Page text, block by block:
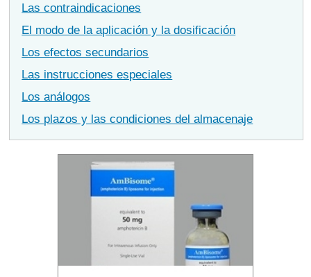
Las contraindicaciones
El modo de la aplicación y la dosificación
Los efectos secundarios
Las instrucciones especiales
Los análogos
Los plazos y las condiciones del almacenaje